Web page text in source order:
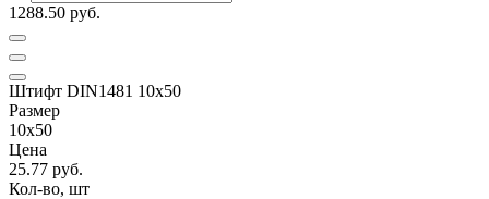
1288.50 руб.
Штифт DIN1481 10х50
Размер
10х50
Цена
25.77 руб.
Кол-во, шт